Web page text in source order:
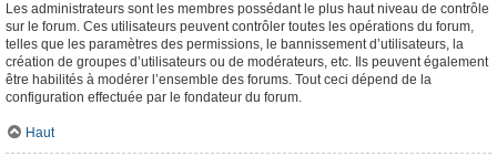
Les administrateurs sont les membres possédant le plus haut niveau de contrôle
sur le forum. Ces utilisateurs peuvent contrôler toutes les opérations du forum,
telles que les paramètres des permissions, le bannissement d’utilisateurs, la
création de groupes d’utilisateurs ou de modérateurs, etc. Ils peuvent également
être habilités à modérer l’ensemble des forums. Tout ceci dépend de la
configuration effectuée par le fondateur du forum.
Haut